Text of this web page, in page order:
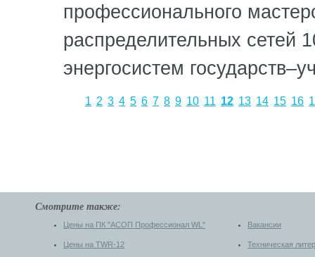
профессионального
распределительных сетей
энергосистем
1 2 3 4 5 6 7 8 9 10 11 12 13 14 15 16
Смотрите также:
Цены на ПК "АСОП Профессионал WL"
Цены на TWR-12
Вакансии
Техническая